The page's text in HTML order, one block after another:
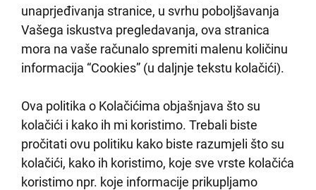
unaprjeđivanja stranice, u svrhu poboljšavanja
Vašega iskustva pregledavanja, ova stranica
mora na vaše računalo spremiti malenu količinu
informacija “Cookies” (u daljnje tekstu kolačići).
Ova politika o Kolačićima objašnjava što su
kolačići i kako ih mi koristimo. Trebali biste
pročitati ovu politiku kako biste razumjeli što su
kolačići, kako ih koristimo, koje sve vrste kolačića
koristimo npr. koje informacije prikupljamo